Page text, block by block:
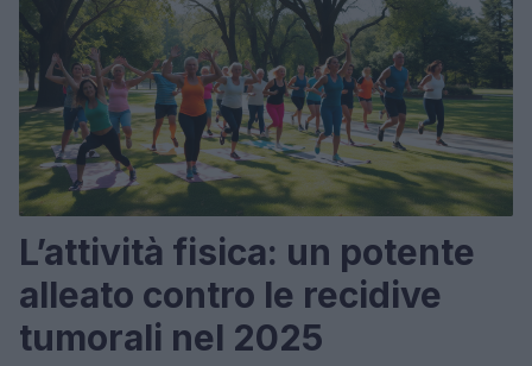
L’attività fisica: un potente
alleato contro le recidive
tumorali nel 2025